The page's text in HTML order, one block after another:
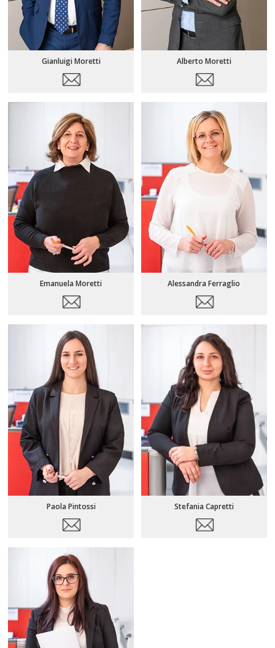
Gianluigi Moretti Alberto Moretti
Emanuela Moretti Alessandra Ferraglio
Paola Pintossi Stefania Capretti